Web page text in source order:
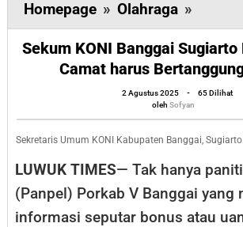
Homepage » Olahraga »
KONI
Djanun:
Para
Camat
harus
Jawab
Sekum KONI Banggai Sugiarto
Camat harus
2 Agustus 2025
oleh
Sofyan
-
65 Dilihat
oleh Sofyan
Sekretaris Umum KONI Kabupaten Banggai,
LUWUK TIMES— Tak hanya
(Panpel) Porkab V Banggai yang
informasi seputar bonus atau